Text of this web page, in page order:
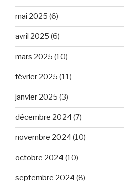
mai 2025 (6)
avril 2025 (6)
mars 2025 (10)
février 2025 (11)
janvier 2025 (3)
décembre 2024 (7)
novembre 2024 (10)
octobre 2024 (10)
septembre 2024 (8)